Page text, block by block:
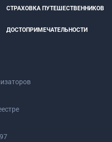
СТРАХОВКА ПУТЕШЕСТВЕННИКОВ
ДОСТОПРИМЕЧАТЕЛЬНОСТИ